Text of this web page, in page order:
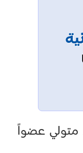
عضواً